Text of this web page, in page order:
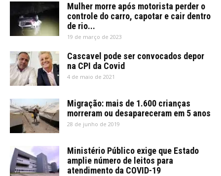
Mulher morre após motorista perder o
controle do carro, capotar e cair dentro
de rio...
19 de março de 2023
Cascavel pode ser convocados depor
na CPI da Covid
4 de maio de 2021
Migração: mais de 1.600 crianças
morreram ou desapareceram em 5 anos
28 de junho de 2019
Ministério Público exige que Estado
amplie número de leitos para
atendimento da COVID-19